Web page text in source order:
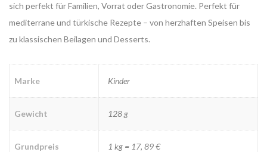
sich perfekt für Familien, Vorrat oder Gastronomie. Perfekt für
mediterrane und türkische Rezepte – von herzhaften Speisen bis
zu klassischen Beilagen und Desserts.
Marke Kinder
Gewicht 128 g
Grundpreis 1 kg = 17, 89 €